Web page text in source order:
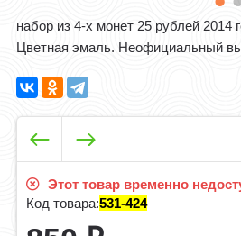
набор из 4-х монет 25 рублей
Цветная эмаль. Неофициальный
Этот товар временно
Код товара:531-424